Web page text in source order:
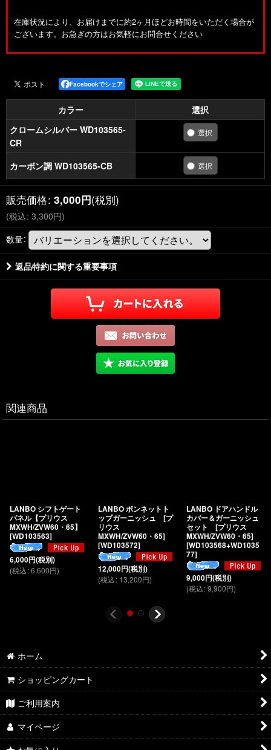
在庫状況により、お届けまでに約2ヶ月ほどお時間をいただく場合が
ございます。お急ぎの方はお気軽にお問合せください
Facebookでシェア
カラー
選択
クロームシルバー WD103565-
CR
カーボン調 WD103565-CB
販売価格: 3,000円(税別)
(税込: 3,300円)
数量:
返品特約に関する重要事項
関連商品
LANBO シフトゲート
パネル【プリウス
MXWH/ZVW60・65】
[WD103563]
6,000円(税別)
(税込:6,600円)
LANBO ボンネットト
ップガーニッシュ [プ
リウス
MXWH/ZVW60・65]
[WD103572]
12,000円(税別)
(税込: 13,200円)
LANBO ドアハンドル
カバー＆ガーニッシュ
セット [プリウス
MXWH/ZVW60・65]
[WD103568+WD1035
77]
9,000円(税別)
(税込:9,900円)
ホーム
ショッピングカート
ご利用案内
マイページ